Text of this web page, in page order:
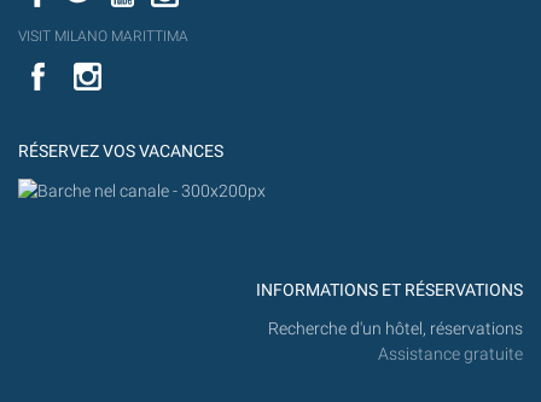
YouT
VISIT MILANO MARITTIMA
Flick
VISIT
MILANO
YouTube
RÉSERVEZ VOS VACANCES
INFORMATIONS ET RÉSERVATIONS
Recherche d'un hôtel, réservations
Assistance gratuite